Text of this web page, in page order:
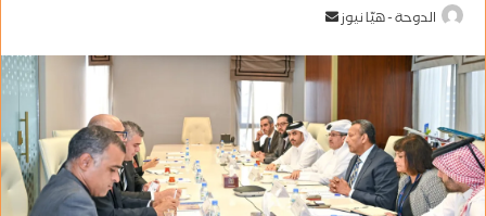
الدوحة - هيّا نيوز
س
ب
ر
ي
د